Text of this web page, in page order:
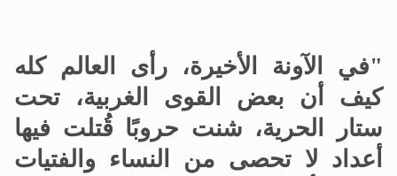
"في الآونة الأخيرة، رأى العالم كله
كيف أن بعض القوى الغربية، تحت
ستار الحرية، شنت حروبًا قُتلت فيها
أعداد لا تحصى من النساء والفتيات